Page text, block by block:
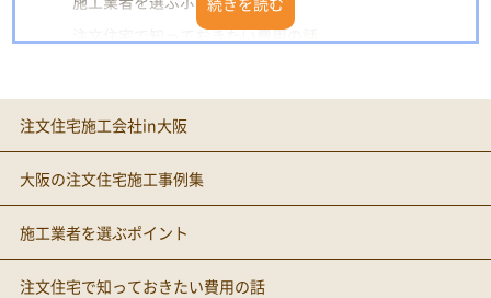
注文住宅で知っておきたい費用の話
大阪の住みやすいエリアをチェック
土地選びのリスクマネジメント
注文住宅施工会社in大阪
大阪の注文住宅施工事例集
施工業者を選ぶポイント
注文住宅で知っておきたい費用の話